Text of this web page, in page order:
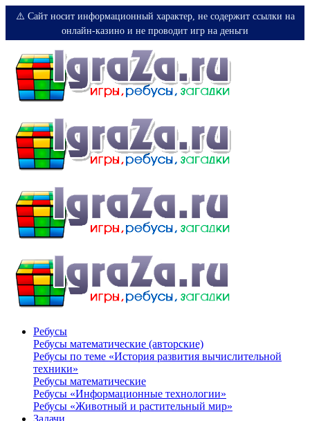
⚠️ Сайт носит информационный характер, не содержит ссылки на
онлайн-казино и не проводит игр на деньги
Ребусы
Ребусы математические (авторские)
Ребусы по теме «История развития вычислительной
техники»
Ребусы математические
Ребусы «Информационные технологии»
Ребусы «Животный и растительный мир»
Задачи